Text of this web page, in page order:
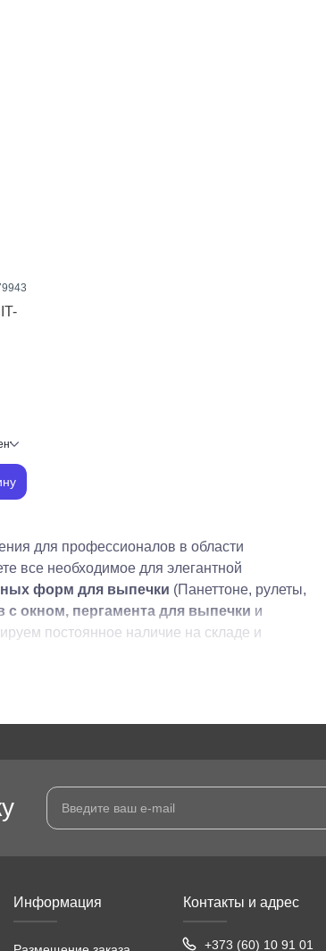
для профессионалов в области
все необходимое для элегантной
форм для выпечки (Панеттоне, рулеты,
с окном, пергамента для выпечки и
постоянное наличие на складе и
Информация Контакты и адрес
+373 (60) 10 91 01